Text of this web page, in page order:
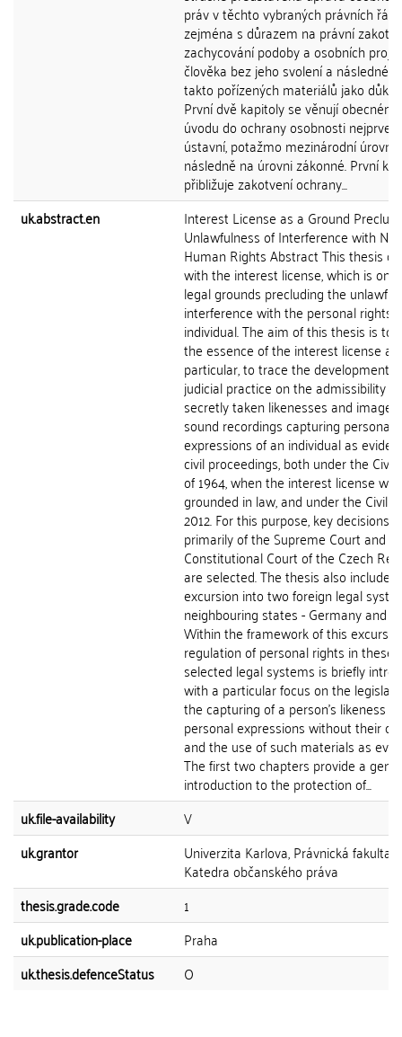
práv v těchto vybraných právních
zejména s důrazem na právní
zachycování podoby a osobních
člověka bez jeho svolení a následné
takto pořízených materiálů jako
První dvě kapitoly se věnují obecnému
úvodu do ochrany osobnosti nejprve
ústavní, potažmo mezinárodní úrovni
následně na úrovni zákonné. První
přibližuje zakotvení ochrany...
uk.abstract.en
Interest License as a Ground
Unlawfulness of Interference with
Human Rights Abstract This thesis
with the interest license, which is
legal grounds precluding the
interference with the personal rights
individual. The aim of this thesis is to
the essence of the interest license
particular, to trace the development
judicial practice on the admissibility of
secretly taken likenesses and image
sound recordings capturing personal
expressions of an individual as
civil proceedings, both under the Civil
of 1964, when the interest license
grounded in law, and under the Civil
2012. For this purpose, key decisions,
primarily of the Supreme Court and
Constitutional Court of the Czech
are selected. The thesis also
excursion into two foreign legal
neighbouring states - Germany and
Within the framework of this
regulation of personal rights in these
selected legal systems is briefly
with a particular focus on the
the capturing of a person's likeness
personal expressions without their
and the use of such materials as
The first two chapters provide a
introduction to the protection of...
uk.file-availability
V
uk.grantor
Univerzita Karlova, Právnická fakulta,
Katedra občanského práva
thesis.grade.code
1
uk.publication-place
Praha
uk.thesis.defenceStatus
O